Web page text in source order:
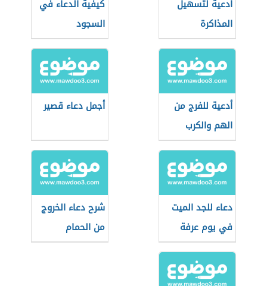
أدعية لتسهيل
المذاكرة
كيفية الدعاء في
السجود
أدعية للفرج من
الهم والكرب
أجمل دعاء قصير
دعاء للجد الميت
في يوم عرفة
شرح دعاء الخروج
من الحمام
للأطفال